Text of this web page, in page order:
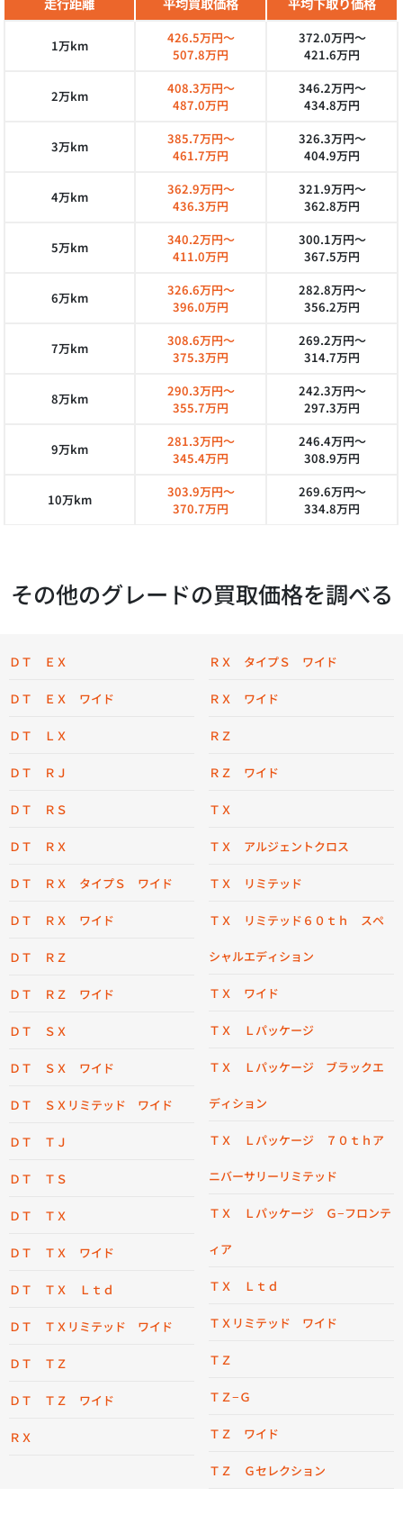
1万km
426.5万円～
507.8万円
372.0万円～
421.6万円
2万km
408.3万円～
487.0万円
346.2万円～
434.8万円
3万km
385.7万円～
461.7万円
326.3万円～
404.9万円
4万km
362.9万円～
436.3万円
321.9万円～
362.8万円
5万km
340.2万円～
411.0万円
300.1万円～
367.5万円
6万km
326.6万円～
396.0万円
282.8万円～
356.2万円
7万km
308.6万円～
375.3万円
269.2万円～
314.7万円
8万km
290.3万円～
355.7万円
242.3万円～
297.3万円
9万km
281.3万円～
345.4万円
246.4万円～
308.9万円
10万km
303.9万円～
370.7万円
269.6万円～
334.8万円
その他のグレードの買取価格を調べる
ＤＴ ＥＸ
ＤＴ ＥＸ ワイド
ＤＴ ＬＸ
ＤＴ ＲＪ
ＤＴ ＲＳ
ＤＴ ＲＸ
ＤＴ ＲＸ タイプＳ ワイド
ＤＴ ＲＸ ワイド
ＤＴ ＲＺ
ＤＴ ＲＺ ワイド
ＤＴ ＳＸ
ＤＴ ＳＸ ワイド
ＤＴ ＳＸリミテッド ワイド
ＤＴ ＴＪ
ＤＴ ＴＳ
ＤＴ ＴＸ
ＤＴ ＴＸ ワイド
ＤＴ ＴＸ Ｌｔｄ
ＤＴ ＴＸリミテッド ワイド
ＤＴ ＴＺ
ＤＴ ＴＺ ワイド
ＲＸ
ＲＸ タイプＳ ワイド
ＲＸ ワイド
ＲＺ
ＲＺ ワイド
ＴＸ
ＴＸ アルジェントクロス
ＴＸ リミテッド
ＴＸ リミテッド６０ｔｈ スペ
シャルエディション
ＴＸ ワイド
ＴＸ Ｌパッケージ
ＴＸ Ｌパッケージ ブラックエ
ディション
ＴＸ Ｌパッケージ ７０ｔｈア
ニバーサリーリミテッド
ＴＸ Ｌパッケージ Ｇ−フロンテ
ィア
ＴＸ Ｌｔｄ
ＴＸリミテッド ワイド
ＴＺ
ＴＺ−Ｇ
ＴＺ ワイド
ＴＺ Ｇセレクション